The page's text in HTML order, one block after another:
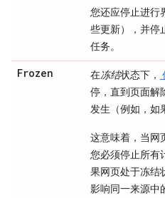
您还应停止进行
些更新），并停
任务。
Frozen 在冻结状态下，
停，直到页面解
发生（例如，如
这意味着，当网
您必须停止所有
果网页处于冻结
影响同一来源中